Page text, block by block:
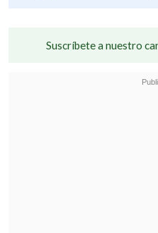
Suscríbete a nuestro